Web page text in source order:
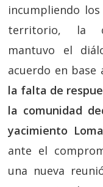
incumpliendo
territorio, la
mantuvo el
acuerdo en base
la falta de
la comunidad
yacimiento
ante el
una nueva